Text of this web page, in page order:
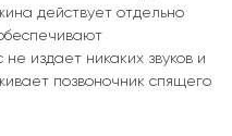
действует отдельно
издает никаких звуков и
позвоночник спящего